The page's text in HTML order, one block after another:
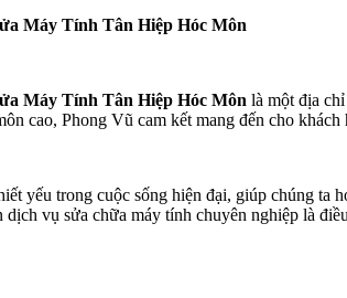
Máy Tính Tân Hiệp Hóc Môn
Máy Tính Tân Hiệp Hóc Môn là một địa
cao, Phong Vũ cam kết mang đến cho
yếu trong cuộc sống hiện đại, giúp chúng ta
vụ sửa chữa máy tính chuyên nghiệp là